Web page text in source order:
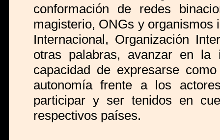
conformación de redes
magisterio, ONGs y
Internacional, Organización
otras palabras, avanzar en la
capacidad de expresarse
autonomía frente a los
participar y ser tenidos en
respectivos países.